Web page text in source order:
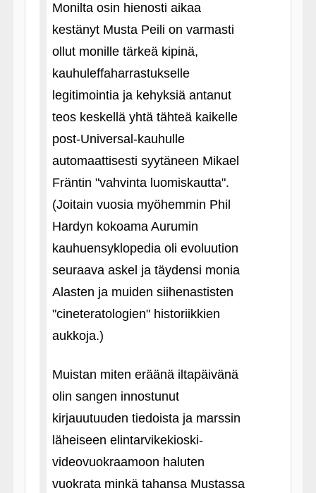
Monilta osin hienosti aikaa
kestänyt Musta Peili on varmasti
ollut monille tärkeä kipinä,
kauhuleffaharrastukselle
legitimointia ja kehyksiä antanut
teos keskellä yhtä tähteä kaikelle
post-Universal-kauhulle
automaattisesti syytäneen Mikael
Fräntin "vahvinta luomiskautta".
(Joitain vuosia myöhemmin Phil
Hardyn kokoama Aurumin
kauhuensyklopedia oli evoluution
seuraava askel ja täydensi monia
Alasten ja muiden siihenastisten
"cineteratologien" historiikkien
aukkoja.)
Muistan miten eräänä iltapäivänä
olin sangen innostunut
kirjauutuuden tiedoista ja marssin
läheiseen elintarvikekioski-
videovuokraamoon haluten
vuokrata minkä tahansa Mustassa